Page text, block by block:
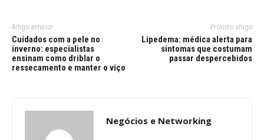
Artigo anterior
Cuidados com a pele no
inverno: especialistas
ensinam como driblar o
ressecamento e manter o viço
Próximo artigo
Lipedema: médica alerta para
sintomas que costumam
passar despercebidos
Negócios e Networking